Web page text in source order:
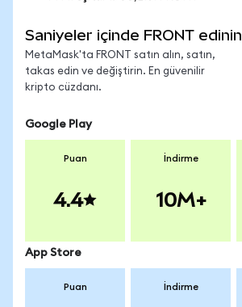
Saniyeler içinde FRONT edinin
MetaMask'ta FRONT satın alın, satın,
takas edin ve değiştirin. En güvenilir
kripto cüzdanı.
Google Play
Puan
4.4
İndirme
10M+
App Store
Puan İndirme